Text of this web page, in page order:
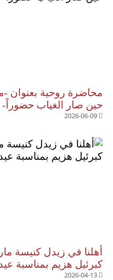
محاضرة روحية بعنوان -
حين صار الغياب حضوراً-
2026-06-09
أهلنا في زيدل كنيسة
كبرئيل هزيم بمناسبة
2026-04-13